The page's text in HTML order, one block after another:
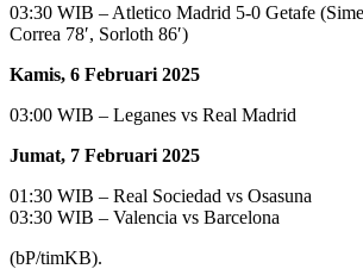
03:30 WIB – Atletico Madrid 5-0 Getafe
Correa 78′, Sorloth 86′)
Kamis, 6 Februari 2025
03:00 WIB – Leganes vs Real Madrid
Jumat, 7 Februari 2025
01:30 WIB – Real Sociedad vs Osasuna
03:30 WIB – Valencia vs Barcelona
(bP/timKB).